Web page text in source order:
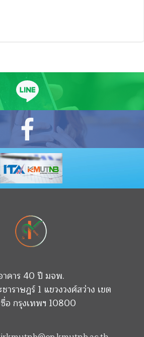
าคาร 40 ปี มจพ.
าราษฎร์ 1 แขวงวงศ์สว่าง เขต
อ กรุงเทพฯ 10800